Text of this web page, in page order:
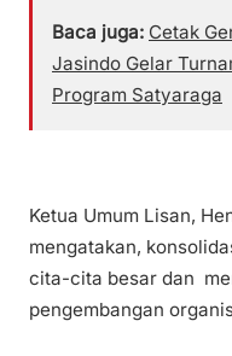
Baca juga: Cetak
Jasindo Gelar
Program Satyaraga
Ketua Umum Lisan,
mengatakan,
cita-cita besar dan
pengembangan